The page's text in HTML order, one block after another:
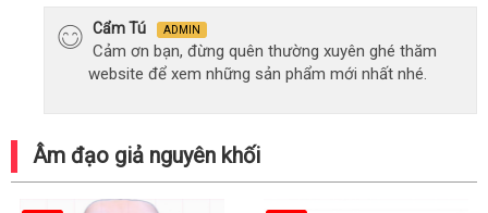
Cẩm Tú ADMIN
Cảm ơn bạn, đừng quên thường xuyên ghé thăm
website để xem những sản phẩm mới nhất nhé.
Âm đạo giả nguyên khối